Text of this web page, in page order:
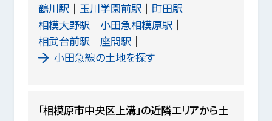
鶴川駅
玉川学園前駅
町田駅
相模大野駅
小田急相模原駅
相武台前駅
座間駅
小田急線の土地を探す
「相模原市中央区上溝」の近隣エリアから土